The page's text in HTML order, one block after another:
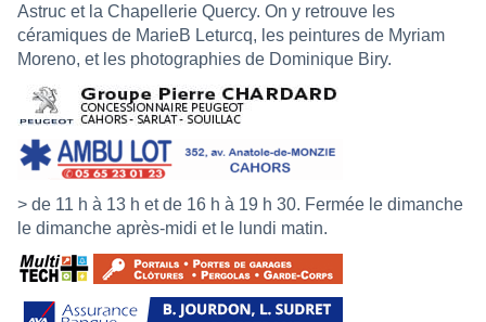
Astruc et la Chapellerie Quercy. On y retrouve les
céramiques de MarieB Leturcq, les peintures de Myriam
Moreno, et les photographies de Dominique Biry.
> de 11 h à 13 h et de 16 h à 19 h 30. Fermée le dimanche
le dimanche après-midi et le lundi matin.